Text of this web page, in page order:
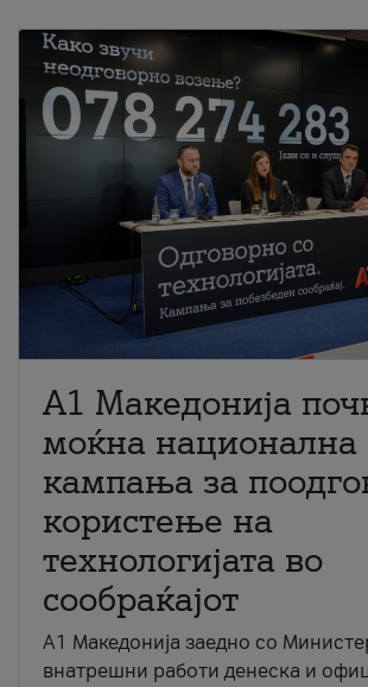
A1 Македонија
моќна национална
кампања за
користење на
технологијата во
сообраќајот
A1 Македонија заедно со
внатрешни работи денеска и